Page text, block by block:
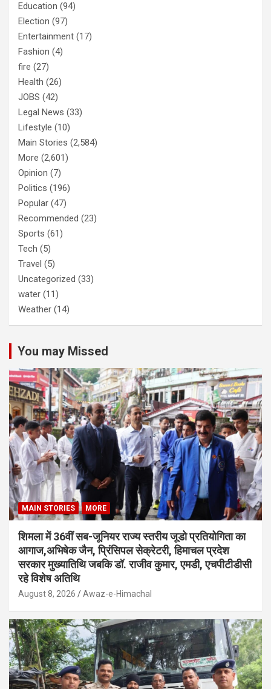
Education (94)
Election (97)
Entertainment (17)
Fashion (4)
fire (27)
Health (26)
JOBS (42)
Legal News (33)
Lifestyle (10)
Main Stories (2,584)
More (2,601)
Opinion (7)
Politics (196)
Popular (47)
Recommended (23)
Sports (61)
Tech (5)
Travel (5)
Uncategorized (33)
water (11)
Weather (14)
You may Missed
MAIN STORIES MORE
शिमला में 36वीं सब-जूनियर राज्य स्तरीय जूडो प्रतियोगिता का
आगाज,अभिषेक जैन, प्रिंसिपल सेक्रेटरी, हिमाचल प्रदेश
सरकार मुख्यातिथि जबकि डॉ. राजीव कुमार, एमडी, एचपीटीडीसी
रहे विशेष अतिथि
August 8, 2026 Awaz-e-Himachal